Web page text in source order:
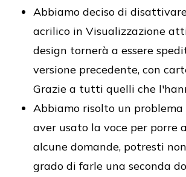
Abbiamo deciso di
acrilico in Visualizzazione
design tornerà a essere
versione precedente, con
Grazie a tutti quelli che
Abbiamo risolto un problema
aver usato la voce per porre
alcune domande, potresti
grado di farle una seconda